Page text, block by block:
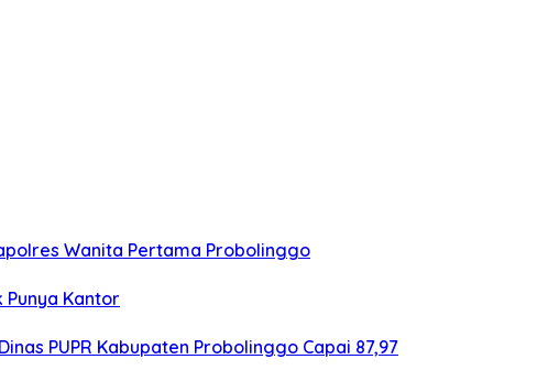
Wanita Pertama Probolinggo
Punya Kantor
PUPR Kabupaten Probolinggo Capai 87,97